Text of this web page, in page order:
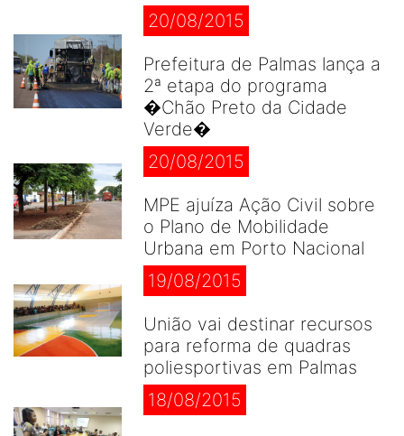
20/08/2015
Prefeitura de Palmas lança a
2ª etapa do programa
�Chão Preto da Cidade
Verde�
20/08/2015
MPE ajuíza Ação Civil sobre
o Plano de Mobilidade
Urbana em Porto Nacional
19/08/2015
União vai destinar recursos
para reforma de quadras
poliesportivas em Palmas
18/08/2015